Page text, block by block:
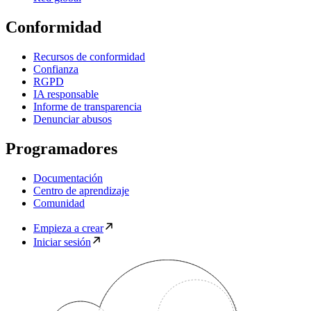
Conformidad
Recursos de conformidad
Confianza
RGPD
IA responsable
Informe de transparencia
Denunciar abusos
Programadores
Documentación
Centro de aprendizaje
Comunidad
Empieza a crear
Iniciar sesión